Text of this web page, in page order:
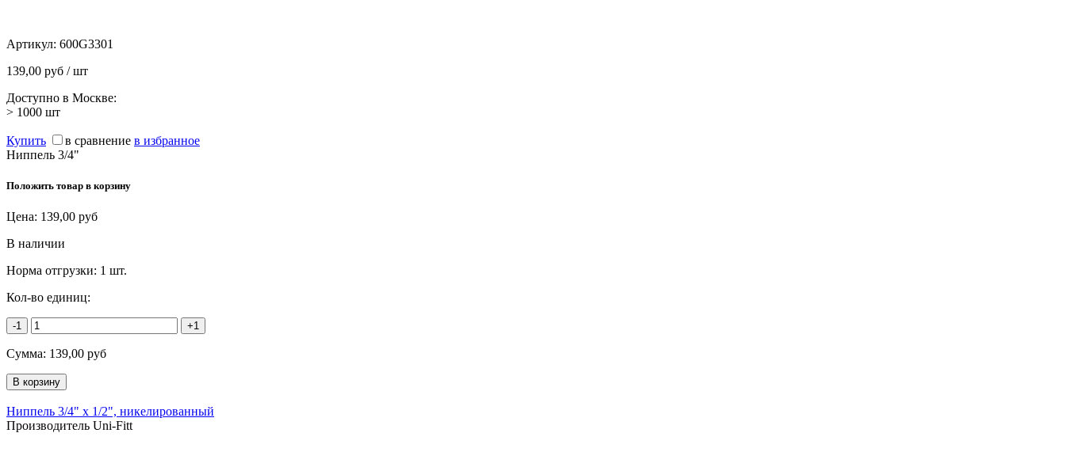
Артикул: 600G3301
139,00 руб / шт
Доступно в Москве:
> 1000 шт
Купить в сравнение в избранное
Ниппель 3/4"
Положить товар в корзину
Цена: 139,00 руб
В наличии
Норма отгрузки: 1 шт.
Кол-во единиц:
-1 +1
Сумма: 139,00 руб
Ниппель 3/4" х 1/2", никелированный
Производитель Uni-Fitt